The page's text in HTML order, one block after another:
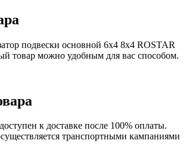
подвески основной 6х4 8x4 ROSTAR
товар можно удобным для вас способом.
к доставке после 100% оплаты.
транспортными кампаниями